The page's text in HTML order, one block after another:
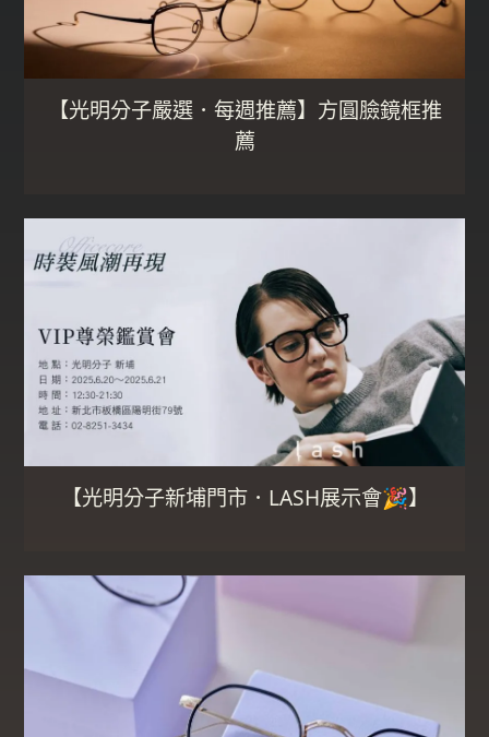
【光明分子嚴選．每週推薦】方圓臉鏡框推
薦
【光明分子新埔門市．LASH展示會🎉】